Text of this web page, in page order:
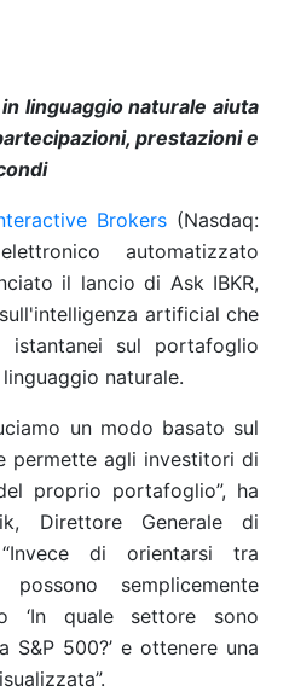
linguaggio naturale aiuta
prestazioni e
Brokers(Nasdaq:
automatizzato
il lancio di Ask IBKR,
artificial che
istantanei sul portafoglio
naturale.
un modo basato sul
permette agli investitori di
proprio portafoglio”, ha
Direttore Generale di
di orientarsi tra
semplicemente
‘In quale settore sono
500?’ e ottenere una